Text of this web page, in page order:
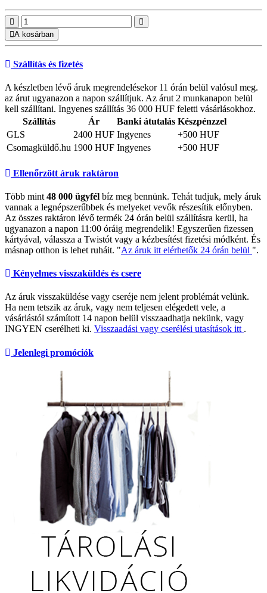
A kosárban
Szállítás és fizetés
A készletben lévő áruk megrendelésekor 11 órán belül valósul meg.
az árut ugyanazon a napon szállítjuk. Az árut 2 munkanapon belül
kell szállítani. Ingyenes szállítás 36 000 HUF feletti vásárlásokhoz.
Szállítás
Ár Banki átutalás Készpénzzel
GLS
2400 HUF Ingyenes
+500 HUF
Csomagküldő.hu 1900 HUF Ingyenes +500 HUF
Ellenőrzött áruk raktáron
Több mint 48 000 ügyfél bíz meg bennünk. Tehát tudjuk, mely áruk
vannak a legnépszerűbbek és melyeket vevők részesítik előnyben.
Az összes raktáron lévő termék 24 órán belül szállításra kerül, ha
ugyanazon a napon 11:00 óráig megrendelik! Egyszerűen fizessen
kártyával, válassza a Twistót vagy a kézbesítést fizetési módként. És
másnap otthon is lehet ruháit. "Az áruk itt elérhetők 24 órán belül ".
Kényelmes visszaküldés és csere
Az áruk visszaküldése vagy cseréje nem jelent problémát velünk.
Ha nem tetszik az áruk, vagy nem teljesen elégedett vele, a
vásárlástól számított 14 napon belül visszaadhatja nekünk, vagy
INGYEN cserélheti ki. Visszaadási vagy cserélési utasítások itt .
Jelenlegi promóciók